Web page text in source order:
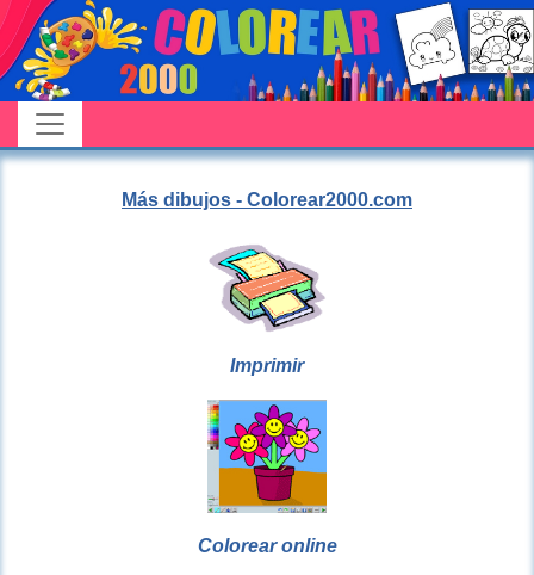
Más dibujos - Colorear2000.com
Imprimir
Colorear online